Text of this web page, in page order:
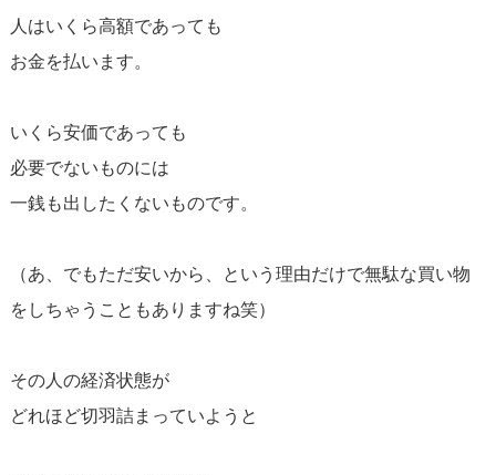
人はいくら高額であっても
お金を払います。
いくら安価であっても
必要でないものには
一銭も出したくないものです。
（あ、でもただ安いから、という理由だけで無駄な買い物
をしちゃうこともありますね笑）
その人の経済状態が
どれほど切羽詰まっていようと